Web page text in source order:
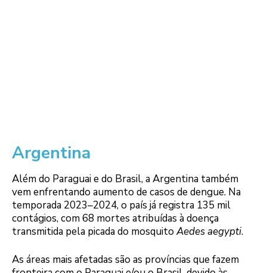
Argentina
Além do Paraguai e do Brasil, a Argentina também
vem enfrentando aumento de casos de dengue. Na
temporada 2023–2024, o país já registra 135 mil
contágios, com 68 mortes atribuídas à doença
transmitida pela picada do mosquitoAedes aegypti.
As áreas mais afetadas são as províncias que fazem